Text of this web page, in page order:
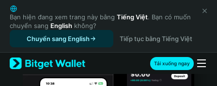
English
日本語
Tiếng Việt
Русский
Español (Latinoamérica)
Türkçe
Italiano
Bạn hiện đang xem trang này bằng Tiếng Việt. Bạn có muốn
chuyển sang English không?
Chuyển sang English
Tiếp tục bằng Tiếng Việt
Tải xuống ngay